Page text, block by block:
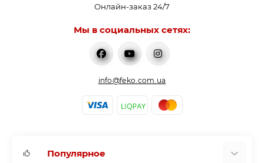
Онлайн-заказ 24/7
Мы в социальных сетях:
info@feko.com.ua
Популярное